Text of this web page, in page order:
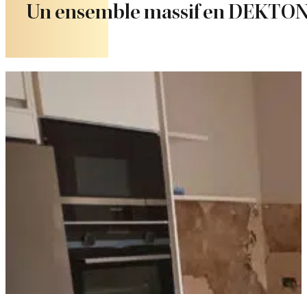
Un ensemble massif en